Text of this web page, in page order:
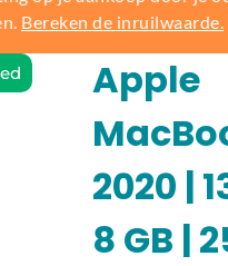
Bereken de inruilwaarde.
Apple
2020 |
8 GB |